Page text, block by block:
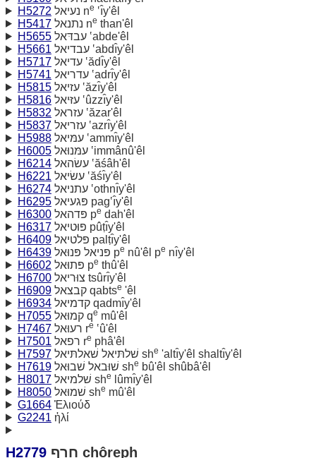
H5272
נעיאל ne ‛ı̂y'êl
H5417
נתנאל ne than'êl
H5655
עבדּאל ‛abde'êl
H5661
עבדיאל ‛abdı̂y'êl
H5717
עדיאל ‛ădı̂y'êl
H5741
עדריאל ‛adrı̂y'êl
H5815
עזיאל ‛ăzı̂y'êl
H5816
עזּיאל ‛ûzzı̂y'êl
H5832
עזראל ‛ăzar'êl
H5837
עזריאל ‛azrı̂y'êl
H5988
עמּיאל ‛ammı̂y'êl
H6005
עמּנוּאל ‛immânû'êl
H6214
עשׂהאל ‛ăśâh'êl
H6221
עשׂיאל ‛ăśı̂y'êl
H6274
עתניאל ‛othnı̂y'êl
H6295
פּגעיאל pag‛ı̂y'êl
H6300
פּדהאל pe dah'êl
H6317
פּוּטיאל pûṭı̂y'êl
H6409
פּלטיאל palṭı̂y'êl
H6439
פּניאל פּנוּאל pe nû'êl pe nı̂y'êl
H6602
פּתוּאל pe thû'êl
H6700
צוּריאל tsûrı̂y'êl
H6909
קבצאל qabtse 'êl
H6934
קדמיאל qadmı̂y'êl
H7055
קמוּאל qe mû'êl
H7467
רעוּאל re ‛û'êl
H7501
רפאל re phâ'êl
H7597
שׁלתּיאל שׁאלתּיאל she 'altı̂y'êl shaltı̂y'êl
H7619
שׁוּבאל שׁבוּאל she bû'êl shûbâ'êl
H8017
שׁלמיאל she
lûmı̂y'êl
H8050
שׁמוּאל she mû'êl
G1664Ἐλιούδ
G2241 ἠλί
H2779 חרף chôreph